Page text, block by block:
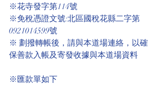
※花寺發字第114號
※免稅憑證文號:北區國稅花縣二字第
0921014599號
※ 劃撥轉帳後，請與本道場連絡，以確
保善款入帳及寄發收據與本道場資料
※匯款單如下